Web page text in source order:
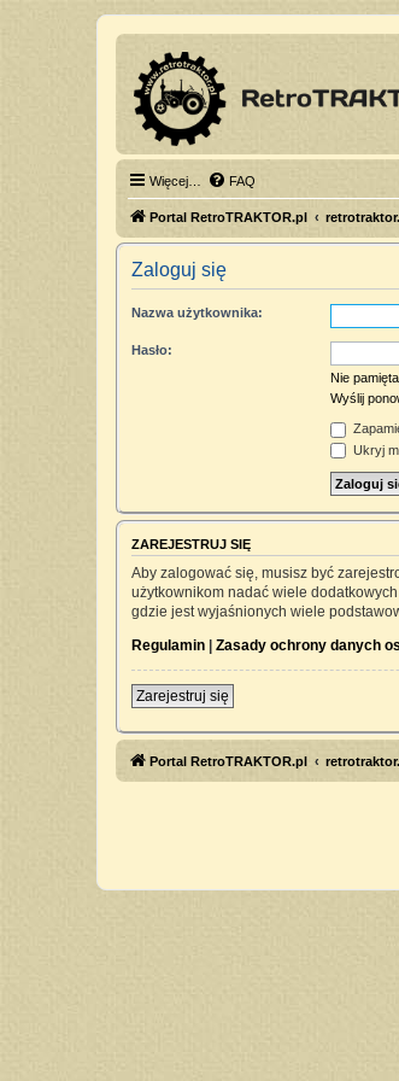
Więcej… FAQ
Portal RetroTRAKTOR.pl
Zaloguj się
Nazwa użytkownika:
Hasło:
Nie
Wyślij
Ukryj
ZAREJESTRUJ SIĘ
Aby zalogować się, musisz być
użytkownikom nadać wiele
gdzie jest wyjaśnionych wiele
Regulamin | Zasady ochrony danych
Zarejestruj się
Portal RetroTRAKTOR.pl